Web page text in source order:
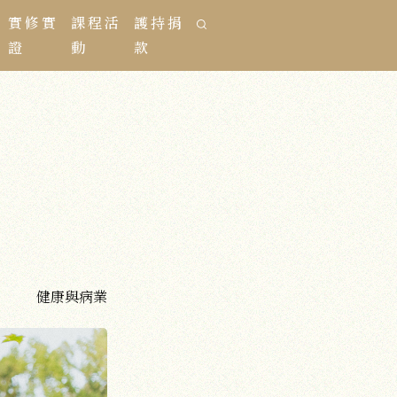
實修實
證
課程活
動
護持捐
款
健康與病業